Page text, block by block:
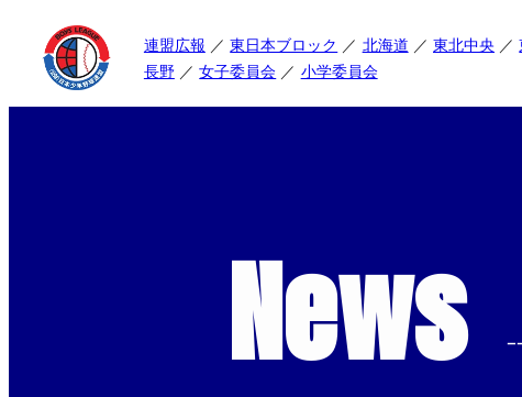
連盟広報 東日本ブロック 北海道 東北中央
長野
女子委員会 小学委員会
News